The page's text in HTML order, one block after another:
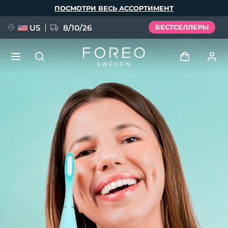
ПОСМОТРИ ВЕСЬ АССОРТИМЕНТ
US 8/10/26 БЕСТСЕЛЛЕРЫ
Профиль пользователя
Мои приборы
Мои заказы
Мои адреса
Мои подписки
FAQ™ Pure Beauty-Tech Elixir
BREAKING NEWS
issa™ Teeth Whitening Set
Deutsch
Español
Français
Italiano
Português
Svenska
Русский
简体中文 繁體中文